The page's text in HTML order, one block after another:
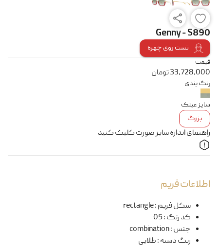
Genny - S890
تست روی چهره
قیمت
33,728,000تومان
رنگ بندی
سایز عینک
بزرگ
راهنمای اندازه سایز صورت کلیک کنید
اطلاعات فریم
شکل فریم:
rectangle
کد رنگ:
05
جنس:
combination
رنگ دسته:طلایی